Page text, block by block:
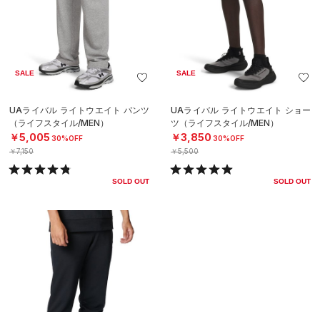
SALE
UAライバル ライトウエイト パンツ
（ライフスタイル/MEN）
￥5,005 30%OFF
￥7,150
SOLD OUT
SALE
UAライバル ライトウエイト ショー
ツ（ライフスタイル/MEN）
￥3,850 30%OFF
￥5,500
SOLD OUT